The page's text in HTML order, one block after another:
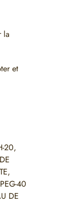
la
et
20,
40
DE